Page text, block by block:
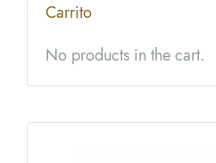
Carrito
No products in the cart.